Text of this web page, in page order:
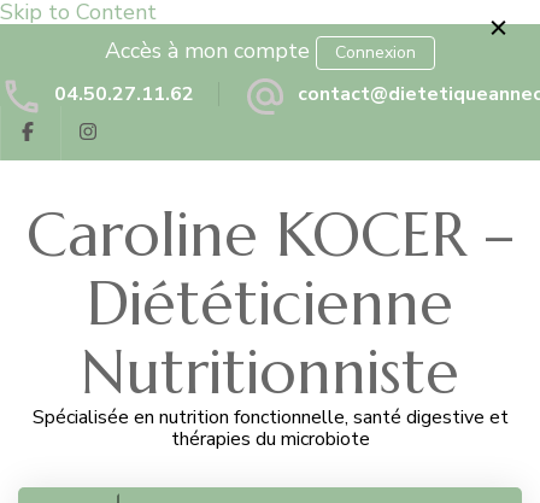
Skip to Content
Accès à mon compte
Connexion
04.50.27.11.62
Caroline KOCER –
Diététicienne
Nutritionniste
Spécialisée en nutrition fonctionnelle, santé digestive et
thérapies du microbiote